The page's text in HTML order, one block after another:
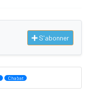
S'abonner
Chabat